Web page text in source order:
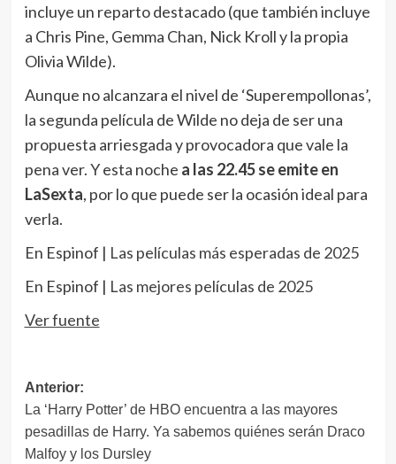
incluye un reparto destacado (que también incluye
a Chris Pine, Gemma Chan, Nick Kroll y la propia
Olivia Wilde).
Aunque no alcanzara el nivel de ‘Superempollonas’,
la segunda película de Wilde no deja de ser una
propuesta arriesgada y provocadora que vale la
pena ver. Y esta noche a las 22.45 se emite en
LaSexta, por lo que puede ser la ocasión ideal para
verla.
En Espinof | Las películas más esperadas de 2025
En Espinof | Las mejores películas de 2025
Ver fuente
Navegación
de
entradas
Anterior:
La ‘Harry Potter’ de HBO encuentra a las mayores
pesadillas de Harry. Ya sabemos quiénes serán Draco
Malfoy y los Dursley